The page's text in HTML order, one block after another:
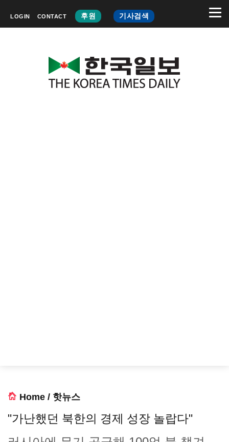
LOGIN CONTACT 후원 기사검색
Home / 핫뉴스
"가난했던 북한의 경제 성장 놀랍다"